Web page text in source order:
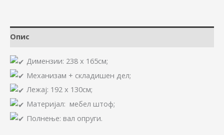
Опис
Димензии: 238 х 165см;
Механизам + складишен дел;
Лежај: 192 x 130см;
Материјал: мебел штоф;
Полнење: вал опруги.